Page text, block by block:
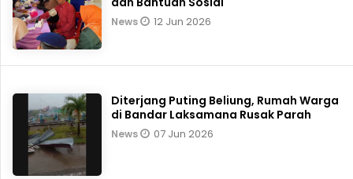
News 12 Jun 2026
Diterjang Puting Beliung, Rumah Warga
di Bandar Laksamana Rusak Parah
News 07 Jun 2026